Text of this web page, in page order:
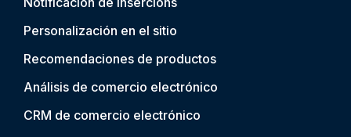
Personalización en el sitio
Recomendaciones de productos
Análisis de comercio electrónico
CRM de comercio electrónico